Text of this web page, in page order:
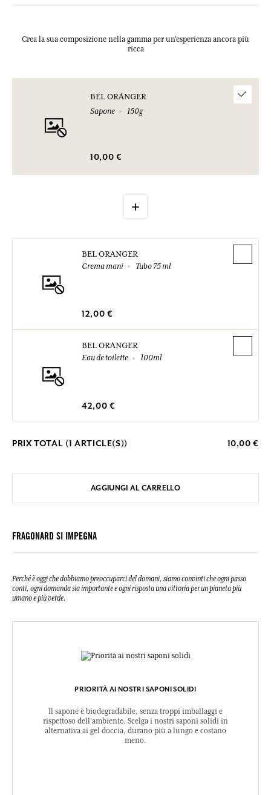
Crea la sua composizione nella gamma per un’esperienza ancora più
ricca
BEL ORANGER
Sapone
150g
10,00 €
+
BEL ORANGER
Crema mani
Tubo 75 ml
12,00 €
BEL ORANGER
Eau de toilette
100ml
42,00 €
PRIX TOTAL (1 ARTICLE(S)) 10,00 €
AGGIUNGI AL CARRELLO
FRAGONARD SI IMPEGNA
Perché è oggi che dobbiamo preoccuparci del domani, siamo convinti che ogni passo
conti, ogni domanda sia importante e ogni risposta una vittoria per un pianeta più
umano e più verde.
PRIORITÀ AI NOSTRI SAPONI SOLIDI
Il sapone è biodegradabile, senza troppi imballaggi e
rispettoso dell'ambiente. Scelga i nostri saponi solidi in
alternativa ai gel doccia, durano più a lungo e costano
meno.